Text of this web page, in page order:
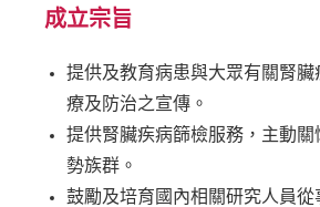
成立宗旨
提供及教育病患與大眾有關腎臟
療及防治之宣傳。
提供腎臟疾病篩檢服務，主動關
勢族群。
鼓勵及培育國內相關研究人員